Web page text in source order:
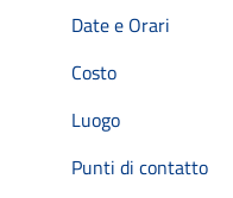
Date e Orari
Costo
Luogo
Punti di contatto